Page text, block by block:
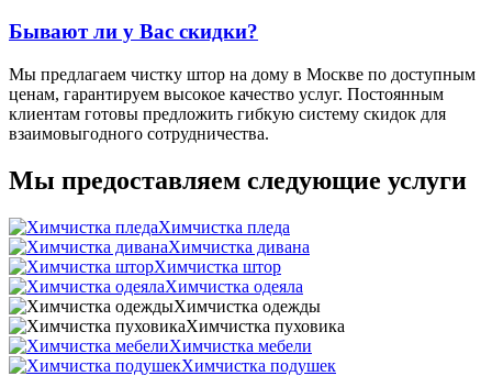
Бывают ли у Вас скидки?
Мы предлагаем чистку штор на дому в Москве по доступным
ценам, гарантируем высокое качество услуг. Постоянным
клиентам готовы предложить гибкую систему скидок для
взаимовыгодного сотрудничества.
Мы предоставляем следующие услуги
Химчистка пледа
Химчистка дивана
Химчистка штор
Химчистка одеяла
Химчистка одежды
Химчистка пуховика
Химчистка мебели
Химчистка подушек